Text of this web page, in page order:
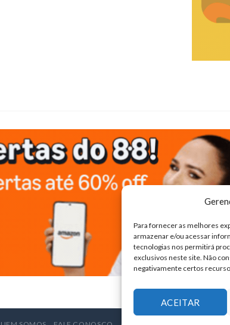
Para fornecer as melhores
armazenar e/ou acessar
tecnologias nos permitirá
exclusivos neste site. Não
negativamente certos
ACEITAR